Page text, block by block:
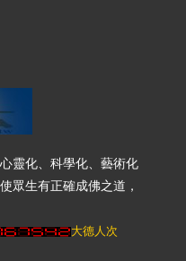
靈化、科學化、藝術化
眾生有正確成佛之道，
大德人次